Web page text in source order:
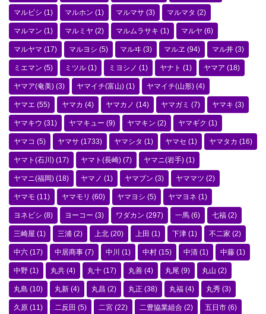
マルビシ (1) マルホン (1) マルマサ (3) マルマタ (2)
マルマン (1) マルミヤ (2) マルムラサキ (1) マルヤ (6)
マルヤマ (17) マルヨシ (5) マルヰ (3) マルヱ (94) マル井 (3)
ミエマン (5) ミツル (1) ミヨシノ (1) ヤナト (1) ヤマア (18)
ヤマア(奄美) (3) ヤマイチ(富山) (1) ヤマイチ(山形) (4)
ヤマエ (55) ヤマカ (4) ヤマカノ (14) ヤマガミ (7) ヤマキ (3)
ヤマキウ (31) ヤマキュー (9) ヤマキン (2) ヤマギク (1)
ヤマコ (5) ヤマサ (1733) ヤマシタ (1) ヤマセ (1) ヤマタカ (16)
ヤマト(石川) (17) ヤマト(長崎) (7) ヤマニ(岩手) (1)
ヤマニ(福岡) (18) ヤマノ (1) ヤマブン (3) ヤママツ (2)
ヤマモ (11) ヤマモリ (60) ヤマヨシ (5) ヤマヨネ (1)
ヨネビシ (8) ヨーコー (3) ワダカン (297) 一馬 (6) 七福 (2)
三崎屋 (1) 三浦 (2) 上北 (20) 上田 (1) 下津 (1) 不二家 (2)
中六 (17) 中居商事 (7) 中川 (1) 中村 (15) 中清 (1) 中藤 (1)
中野 (1) 丸共 (4) 丸十 (17) 丸善 (4) 丸尾 (9) 丸山 (2)
丸島 (10) 丸新 (4) 丸昌 (2) 丸正 (38) 丸福 (4) 丸秀 (3)
久原 (11) 二反田 (5) 二宮 (22) 二豊協業組合 (2) 五日市 (6)